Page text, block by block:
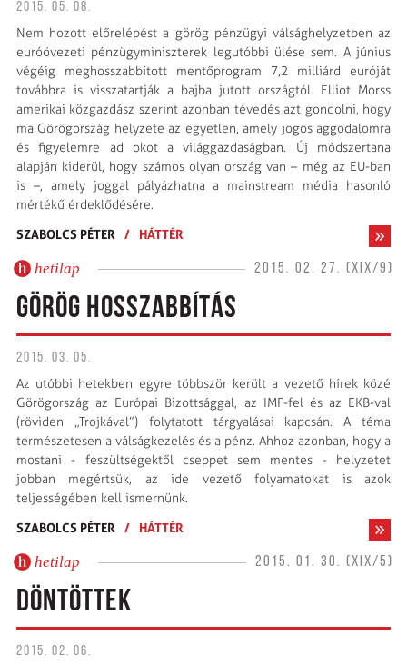
2015. 05. 08.
Nem hozott előrelépést a görög pénzügyi válsághelyzetben az
euróövezeti pénzügyminiszterek legutóbbi ülése sem. A június
végéig meghosszabbított mentőprogram 7,2 milliárd euróját
továbbra is visszatartják a bajba jutott országtól. Elliot Morss
amerikai közgazdász szerint azonban tévedés azt gondolni, hogy
ma Görögország helyzete az egyetlen, amely jogos aggodalomra
és figyelemre ad okot a világgazdaságban. Új módszertana
alapján kiderül, hogy számos olyan ország van – még az EU-ban
is –, amely joggal pályázhatna a mainstream média hasonló
mértékű érdeklődésére.
SZABOLCS PÉTER
/ HÁTTÉR
hetilap 2015. 02. 27. (XIX/9)
GÖRÖG HOSSZABBÍTÁS
2015. 03. 05.
Az utóbbi hetekben egyre többször került a vezető hírek közé
Görögország az Európai Bizottsággal, az IMF-fel és az EKB-val
(röviden „Trojkával”) folytatott tárgyalásai kapcsán. A téma
természetesen a válságkezelés és a pénz. Ahhoz azonban, hogy a
mostani - feszültségektől cseppet sem mentes - helyzetet
jobban megértsük, az ide vezető folyamatokat is azok
teljességében kell ismernünk.
SZABOLCS PÉTER
/ HÁTTÉR
hetilap 2015. 01. 30. (XIX/5)
DÖNTÖTTEK
2015. 02. 06.